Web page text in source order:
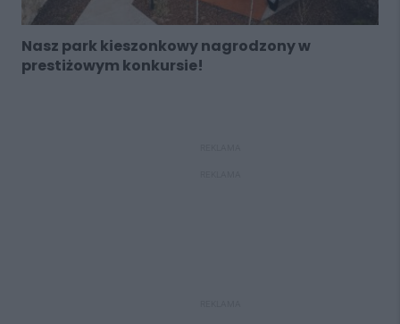
Nasz park kieszonkowy nagrodzony w
prestiżowym konkursie!